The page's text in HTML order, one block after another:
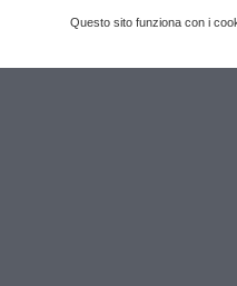
Questo sito funziona con i